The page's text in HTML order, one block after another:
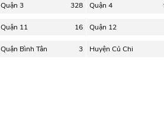
Quận 3 328 Quận 4
Quận 11 16 Quận 12
Quận Bình Tân 3 Huyện Củ Chi